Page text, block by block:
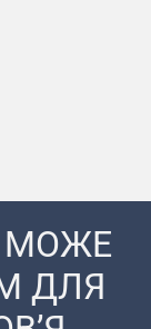
МОЖЕ
ДЛЯ